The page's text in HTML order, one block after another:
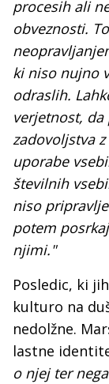
procesih ali
obveznosti.
ki niso nujno
odraslih.
verjetnost,
zadovoljstva
uporabe
številnih
niso
potem
njimi."
Posledic, ki
kulturo na
nedolžne.
lastne
o njej ter